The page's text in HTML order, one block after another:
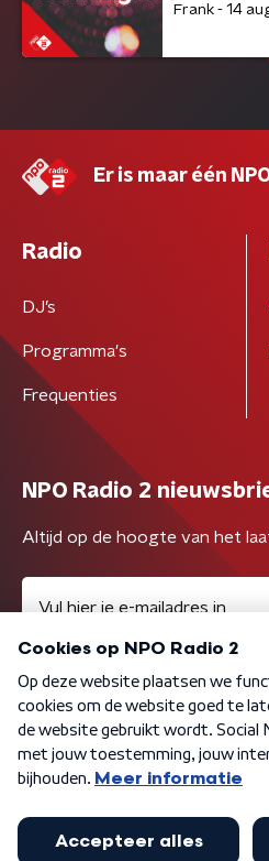
Frank - 14
Er is maar één
Radio
DJ’s
Programma's
Frequenties
NPO Radio 2
Altijd op de hoogte van het
Algemene voorwaarden